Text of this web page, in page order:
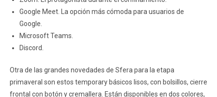
Google Meet. La opción más cómoda para usuarios de
Google.
Microsoft Teams.
Discord.
Otra de las grandes novedades de Sfera para la etapa
primaveral son estos temporary básicos lisos, con bolsillos, cierre
frontal con botón y cremallera. Están disponibles en dos colores,